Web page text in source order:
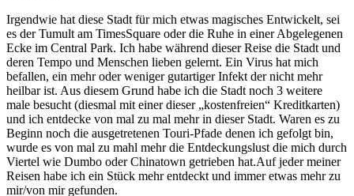
Irgendwie hat diese Stadt für mich etwas magisches Entwickelt, sei
es der Tumult am TimesSquare oder die Ruhe in einer Abgelegenen
Ecke im Central Park. Ich habe während dieser Reise die Stadt und
deren Tempo und Menschen lieben gelernt. Ein Virus hat mich
befallen, ein mehr oder weniger gutartiger Infekt der nicht mehr
heilbar ist. Aus diesem Grund habe ich die Stadt noch 3 weitere
male besucht (diesmal mit einer dieser „kostenfreien“ Kreditkarten)
und ich entdecke von mal zu mal mehr in dieser Stadt. Waren es zu
Beginn noch die ausgetretenen Touri-Pfade denen ich gefolgt bin,
wurde es von mal zu mahl mehr die Entdeckungslust die mich durch
Viertel wie Dumbo oder Chinatown getrieben hat.Auf jeder meiner
Reisen habe ich ein Stück mehr entdeckt und immer etwas mehr zu
mir/von mir gefunden.